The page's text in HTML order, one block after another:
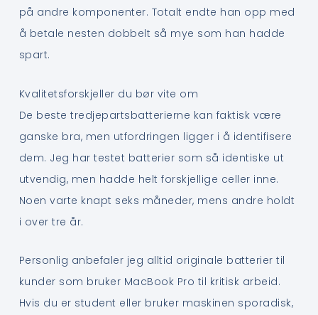
på andre komponenter. Totalt endte han opp med
å betale nesten dobbelt så mye som han hadde
spart.
Kvalitetsforskjeller du bør vite om
De beste tredjepartsbatterierne kan faktisk være
ganske bra, men utfordringen ligger i å identifisere
dem. Jeg har testet batterier som så identiske ut
utvendig, men hadde helt forskjellige celler inne.
Noen varte knapt seks måneder, mens andre holdt
i over tre år.
Personlig anbefaler jeg alltid originale batterier til
kunder som bruker MacBook Pro til kritisk arbeid.
Hvis du er student eller bruker maskinen sporadisk,